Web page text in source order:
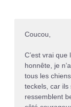
Coucou,
C’est vrai
honnête, je
tous les
teckels, car ils
ressemblent